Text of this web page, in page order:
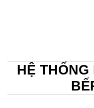
HỆ